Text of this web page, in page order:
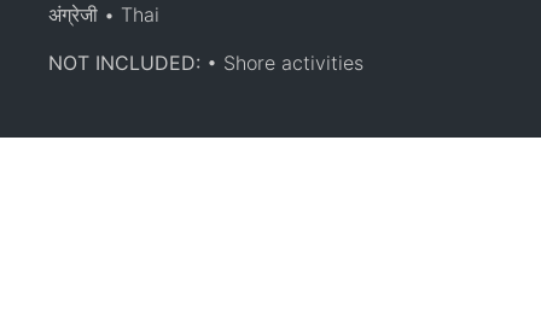
अंग्रेजी • Thai
NOT INCLUDED: • Shore activities